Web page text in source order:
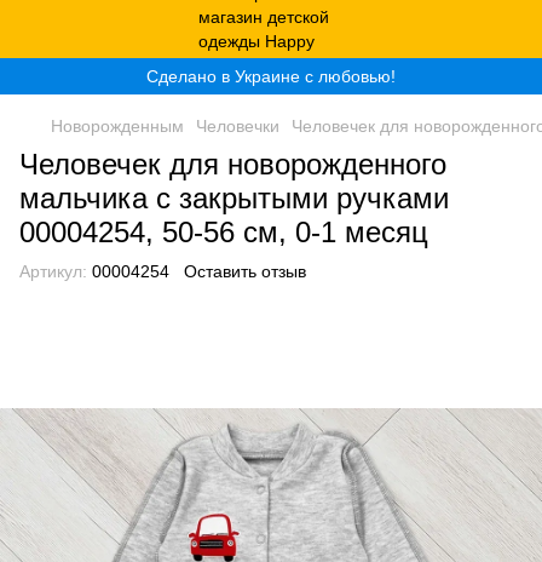
Сделано в Украине с любовью!
Новорожденным Человечки Человечек для
Человечек для новорожденного
мальчика с закрытыми ручками
00004254, 50-56 см, 0-1 месяц
Артикул: 00004254 Оставить отзыв